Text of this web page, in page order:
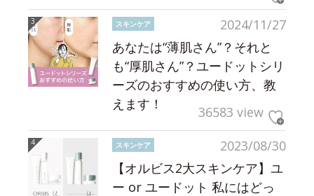
2024/11/27
スキンケア
あなたは“薄肌さん”？それと
も“厚肌さん”？ユードットシリ
ーズのおすすめの使い方、教
えます！
36583 view
2023/08/30
スキンケア
【オルビス2大スキンケア】ユ
ー or ユードット 私にはどっ